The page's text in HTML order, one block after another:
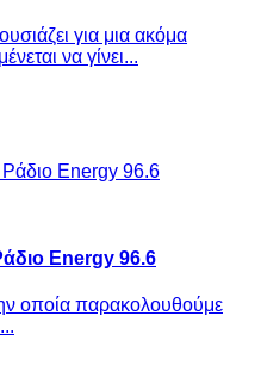
για μια ακόμα
να γίνει...
Energy 96.6
οποία παρακολουθούμε